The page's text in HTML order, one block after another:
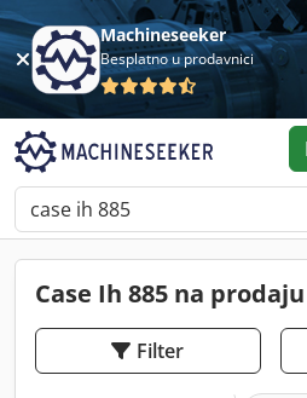
Machineseeker
Besplatno u prodavnici
Case Ih 885 na prodaju
Filter